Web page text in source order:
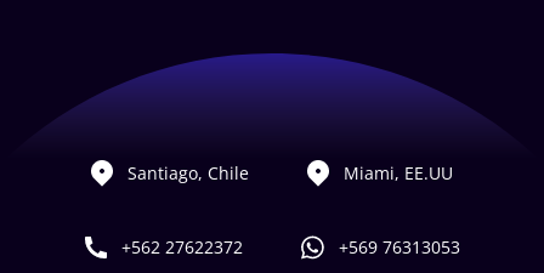
Santiago, Chile Miami, EE.UU
+562 27622372 +569 76313053